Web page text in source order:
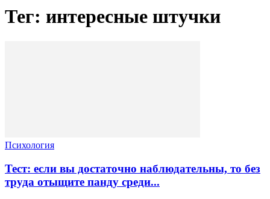
Тег: интересные штучки
Психология
Тест: если вы достаточно наблюдательны, то без
труда отыщите панду среди...